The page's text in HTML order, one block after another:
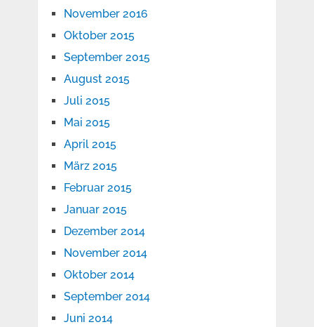
November 2016
Oktober 2015
September 2015
August 2015
Juli 2015
Mai 2015
April 2015
März 2015
Februar 2015
Januar 2015
Dezember 2014
November 2014
Oktober 2014
September 2014
Juni 2014